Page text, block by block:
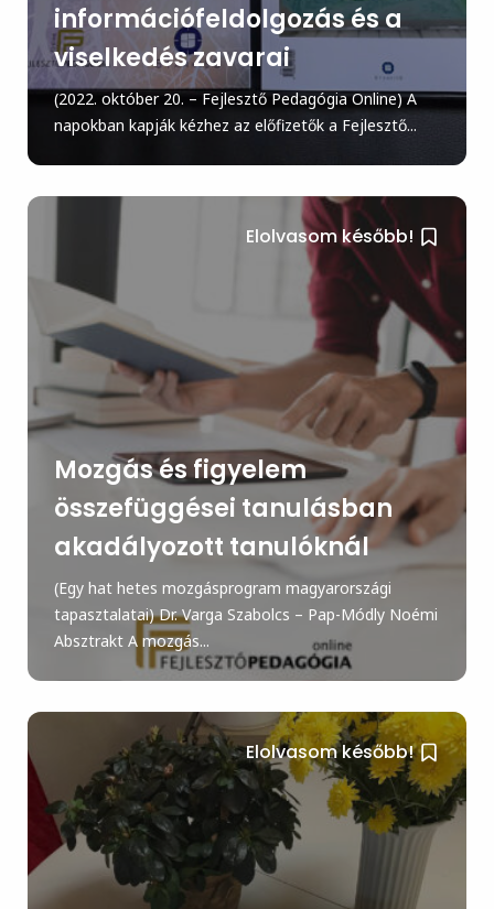
információfeldolgozás és a
viselkedés zavarai
(2022. október 20. – Fejlesztő Pedagógia Online) A
napokban kapják kézhez az előfizetők a Fejlesztő...
Elolvasom később!
Mozgás és figyelem
összefüggései tanulásban
akadályozott tanulóknál
(Egy hat hetes mozgásprogram magyarországi
tapasztalatai) Dr. Varga Szabolcs – Pap-Módly Noémi
Absztrakt A mozgás...
Elolvasom később!